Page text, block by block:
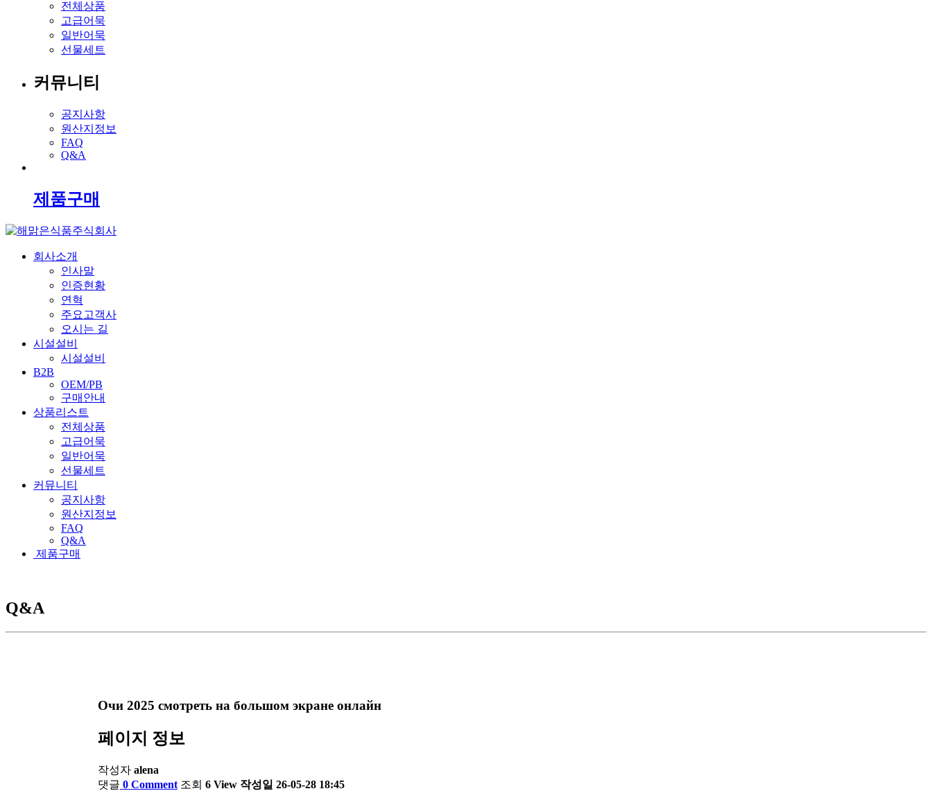
전체상품
고급어묵
일반어묵
선물세트
커뮤니티
공지사항
원산지정보
FAQ
Q&A
제품구매
회사소개
인사말
인증현황
연혁
주요고객사
오시는 길
시설설비
시설설비
B2B
OEM/PB
구매안내
상품리스트
전체상품
고급어묵
일반어묵
선물세트
커뮤니티
공지사항
원산지정보
FAQ
Q&A
제품구매
Q&A
Очи 2025 смотреть на большом экране онлайн
페이지 정보
작성자 alena
댓글 0 Comment 조회 6 View 작성일 26-05-28 18:45